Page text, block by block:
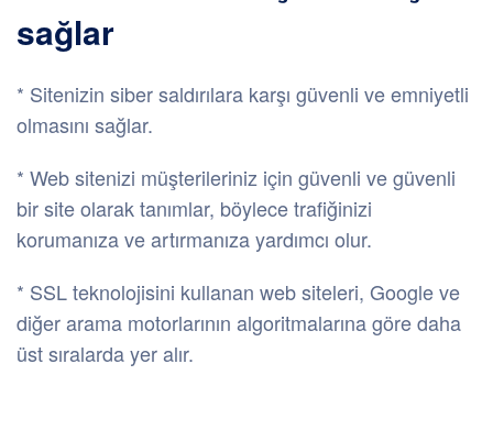
sağlar
* Sitenizin siber saldırılara karşı güvenli ve emniyetli
olmasını sağlar.
* Web sitenizi müşterileriniz için güvenli ve güvenli
bir site olarak tanımlar, böylece trafiğinizi
korumanıza ve artırmanıza yardımcı olur.
* SSL teknolojisini kullanan web siteleri, Google ve
diğer arama motorlarının algoritmalarına göre daha
üst sıralarda yer alır.